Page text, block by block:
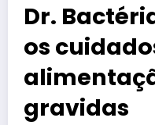
Dr.
os
gravidas